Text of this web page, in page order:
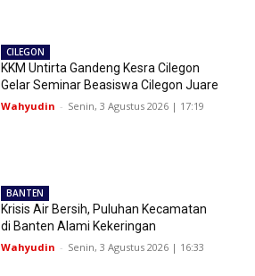
CILEGON
KKM Untirta Gandeng Kesra Cilegon
Gelar Seminar Beasiswa Cilegon Juare
Wahyudin - Senin, 3 Agustus 2026 | 17:19
BANTEN
Krisis Air Bersih, Puluhan Kecamatan
di Banten Alami Kekeringan
Wahyudin - Senin, 3 Agustus 2026 | 16:33